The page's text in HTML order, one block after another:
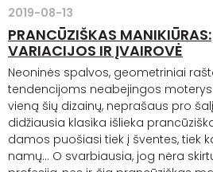
2019-08-13
PRANCŪZIŠKAS MANIKIŪRAS:
VARIACIJOS IR ĮVAIROVĖ
Neoninės spalvos, geometriniai
tendencijoms neabejingos moterys
vieną šių dizainų, neprašaus pro
didžiausia klasika išlieka
damos puošiasi tiek į šventes, tiek
namų... O svarbiausia, jog nėra